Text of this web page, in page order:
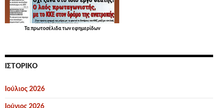
Τα πρωτοσέλιδατων εφημερίδων
ΙΣΤΟΡΙΚΌ
Ιούλιος 2026
Ιούνιος 2026